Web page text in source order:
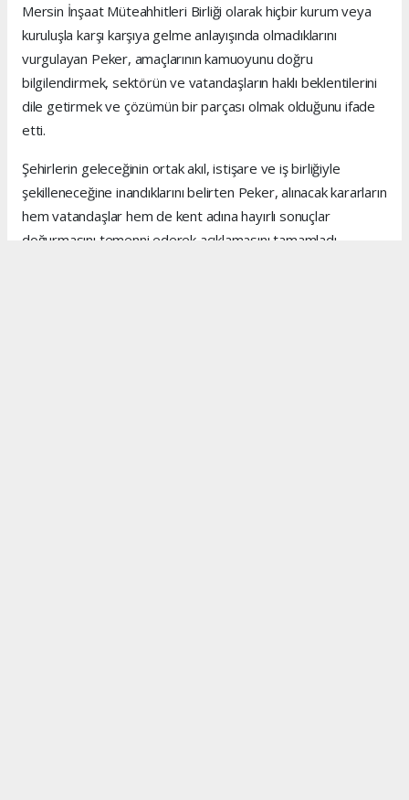
Mersin İnşaat Müteahhitleri Birliği olarak hiçbir kurum veya
kuruluşla karşı karşıya gelme anlayışında olmadıklarını
vurgulayan Peker, amaçlarının kamuoyunu doğru
bilgilendirmek, sektörün ve vatandaşların haklı beklentilerini
dile getirmek ve çözümün bir parçası olmak olduğunu ifade
etti.
Şehirlerin geleceğinin ortak akıl, istişare ve iş birliğiyle
şekilleneceğine inandıklarını belirten Peker, alınacak kararların
hem vatandaşlar hem de kent adına hayırlı sonuçlar
doğurmasını temenni ederek açıklamasını tamamladı.